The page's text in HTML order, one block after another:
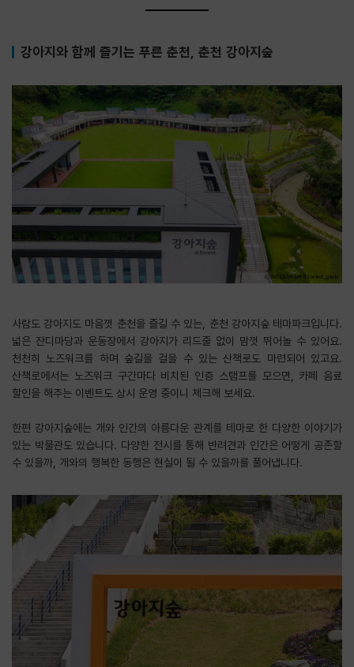
강아지와 함께 즐기는 푸른 춘천, 춘천 강아지숲
사람도 강아지도 마음껏 춘천을 즐길 수 있는, 춘천 강아지숲 테마파크입니다.
넓은 잔디마당과 운동장에서 강아지가 리드줄 없이 맘껏 뛰어놀 수 있어요.
천천히 노즈워크를 하며 숲길을 걸을 수 있는 산책로도 마련되어 있고요.
산책로에서는 노즈워크 구간마다 비치된 인증 스탬프를 모으면, 카페 음료
할인을 해주는 이벤트도 상시 운영 중이니 체크해 보세요.
​한편 강아지숲에는 개와 인간의 아름다운 관계를 테마로 한 다양한 이야기가
있는 박물관도 있습니다. 다양한 전시를 통해 반려견과 인간은 어떻게 공존할
수 있을까, 개와의 행복한 동행은 현실이 될 수 있을까를 풀어냅니다.